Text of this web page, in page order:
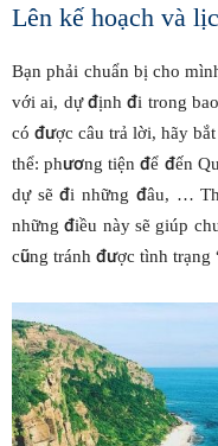
Lên kế hoạch và
Bạn phải chuẩn bị cho
với ai, dự định đi trong
có được câu trả lời, hãy
thể: phương tiện để đến
dự sẽ đi những đâu, …
những điều này sẽ giúp
cũng tránh được tình trạng